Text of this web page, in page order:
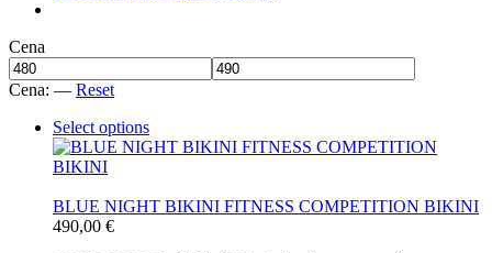
Cena
Cena: — Reset
Select options
BLUE NIGHT BIKINI FITNESS COMPETITION BIKINI
490,00 €